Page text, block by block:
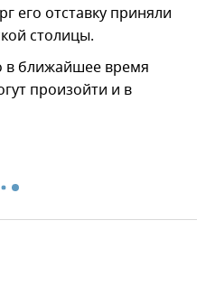
его отставку приняли
столицы.
в ближайшее время
произойти и в